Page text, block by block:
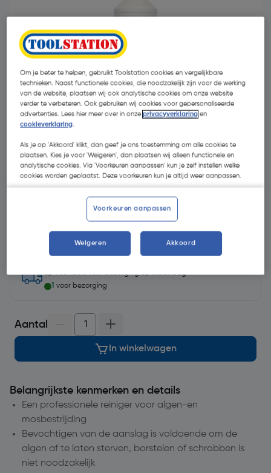
€ 10,66| Excl. btw € 8,81
Selecteer winkel - Bekijk voorraadniveaus en haal binnen 10
Selecteer vestiging
op voorraadvoor bezorging opmaandag
1 voor bezorging
Aantal
In winkelwagen
Belangrijkste kenmerken en details
Een professionele reiniger voor algen-en
mosbestrijding
Bevochtigen van de aanslag is voldoende om de
algen af te laten sterven, borstelen of schrobben is
niet noodzakelijk
Om je beter te helpen, gebruikt Toolstation cookies en vergelijkbare
technieken. Naast functionele cookies, die noodzakelijk zijn voor de werking
van de website, plaatsen wij ook analytische cookies om onze website
verder te verbeteren. Ook gebruiken wij cookies voor gepersonaliseerde
advertenties. Lees hier meer over in onzeprivacyverklaring en
cookieverklaring.
Als je op 'Akkoord' klikt, dan geef je ons toestemming om alle cookies te
plaatsen. Kies je voor 'Weigeren', dan plaatsen wij alleen functionele en
analytische cookies. Via 'Voorkeuren aanpassen' kun je zelf instellen welke
cookies worden geplaatst. Deze voorkeuren kun je altijd weer aanpassen.
Voorkeuren aanpassen
Weigeren Akkoord